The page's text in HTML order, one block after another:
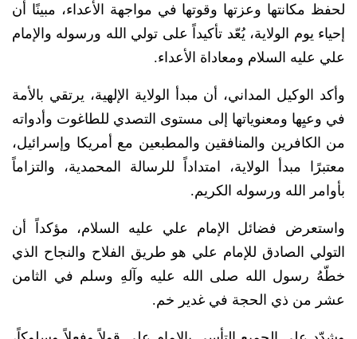
لحفظ مكانتها وعزتها وقوتها في مواجهة الأعداء، مبينًا أن
إحياء يوم الولاية، يُعّد تأكيداً على تولي الله ورسوله والإمام
علي عليه السلام ومعاداة الأعداء.
وأكد الوكيل المداني، أن مبدأ الولاية الإلهية، يرتقي بالأمة
في وعيِها ومعنوياتها إلى مستوى التصدي للطاغوت وأدواته
من الكافرين والمنافقين والمطبعين مع أمريكا وإسرائيل،
معتبرًا مبدأ الولاية، امتداداً للرسالة المحمدية، والتزاماً
بأوامر الله ورسوله الكريم.
واستعرض فضائل الإمام علي عليه السلام، مؤكداً أن
التولي الصادق للإمام علي هو طريق الفلاح والنجاح الذي
خطّهُ رسول الله صلى الله عليه وآلهِ وسلم في الثامن
عشر من ذي الحجة في غدير خم.